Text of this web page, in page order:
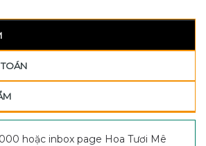
hoặc inbox page Hoa Tươi Mê